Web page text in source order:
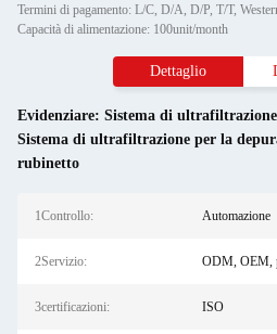
Termini di pagamento: L/C, D/A, D/P, T/T,
Capacità di alimentazione: 100unit/month
Dettaglio
Evidenziare: Sistema di
Sistema di ultrafiltrazione per la
rubinetto
1Controllo: Automazione
2Servizio: ODM, OEM,
3certificazioni: ISO